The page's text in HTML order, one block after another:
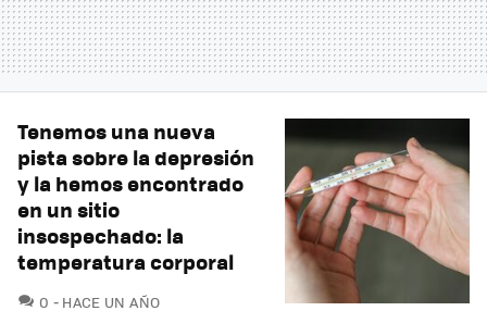
Tenemos una nueva
pista sobre la depresión
y la hemos encontrado
en un sitio
insospechado: la
temperatura corporal
0 COMENTARIOS
HACE UN AÑO